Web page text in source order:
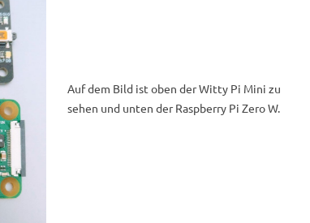
Auf dem Bild ist oben der Witty Pi Mini zu
sehen und unten der Raspberry Pi Zero W.